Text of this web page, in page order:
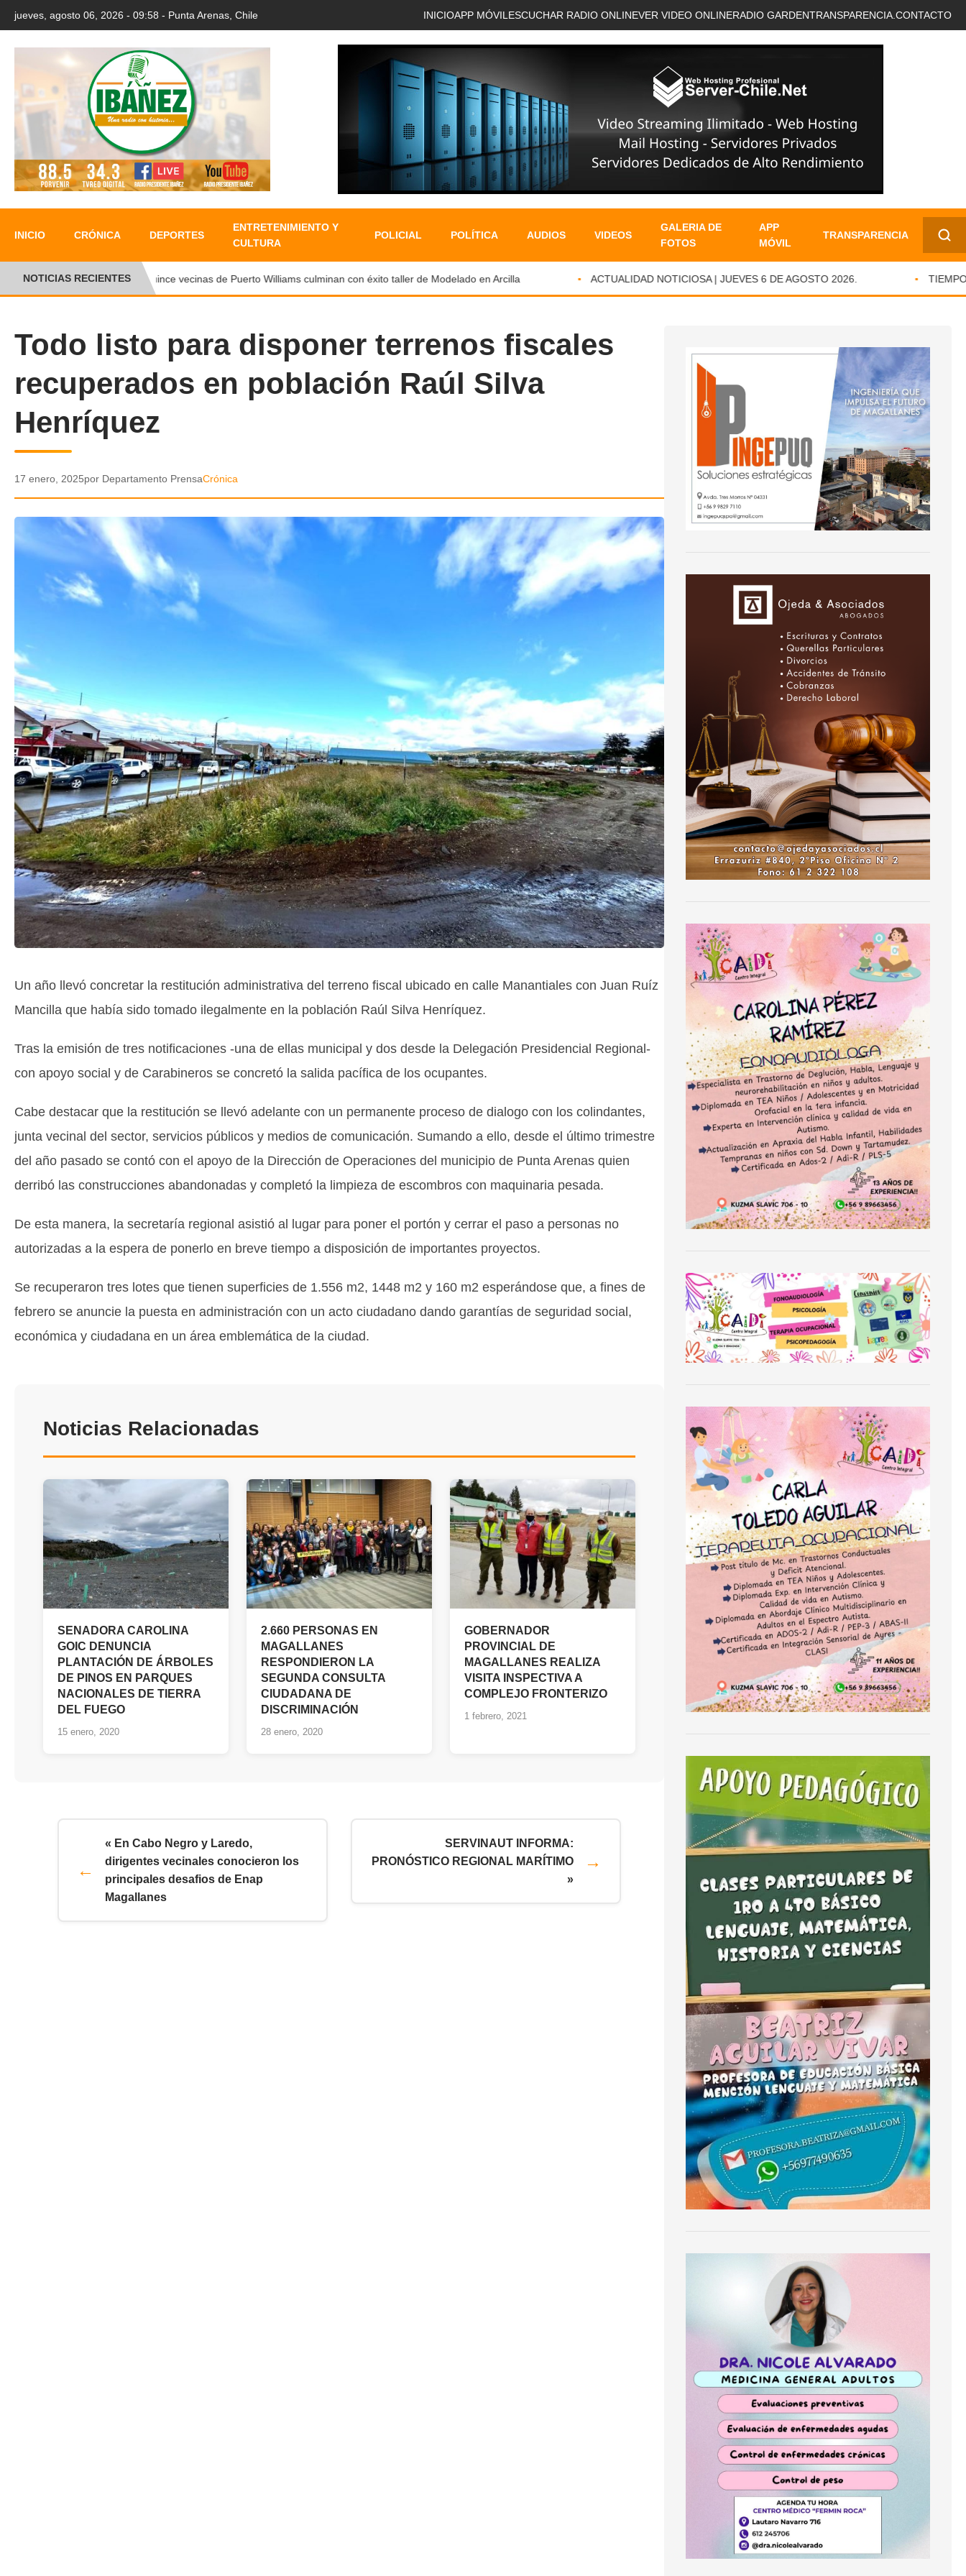
jueves, agosto 06, 2026 - 09:58 - Punta Arenas, Chile INICIOAPP MÓVIL ESCUCHAR RADIO ONLINEVER VIDEO ONLINERADIO GARDENTRANSPARENCIA. CONTACTO
INICIO CRÓNICA DEPORTES
ENTRETENIMIENTO Y
CULTURA
POLICIAL POLÍTICA AUDIOS VIDEOS
GALERIA DE
FOTOS
APP
MÓVIL
TRANSPARENCIA
✕
NOTICIAS RECIENTESQuince vecinas de Puerto Williams culminan con éxito taller de Modelado en Arcilla ACTUALIDAD NOTICIOSA | JUEVES 6 DE AGOSTO 2026. TIEMPO
Todo listo para disponer terrenos fiscales
recuperados en población Raúl Silva
Henríquez
17 enero, 2025por Departamento PrensaCrónica
Un año llevó concretar la restitución administrativa del terreno fiscal ubicado en calle Manantiales con Juan Ruíz
Mancilla que había sido tomado ilegalmente en la población Raúl Silva Henríquez.
Tras la emisión de tres notificaciones -una de ellas municipal y dos desde la Delegación Presidencial Regional-
con apoyo social y de Carabineros se concretó la salida pacífica de los ocupantes.
Cabe destacar que la restitución se llevó adelante con un permanente proceso de dialogo con los colindantes,
junta vecinal del sector, servicios públicos y medios de comunicación. Sumando a ello, desde el último trimestre
del año pasado se contó con el apoyo de la Dirección de Operaciones del municipio de Punta Arenas quien
derribó las construcciones abandonadas y completó la limpieza de escombros con maquinaria pesada.
De esta manera, la secretaría regional asistió al lugar para poner el portón y cerrar el paso a personas no
autorizadas a la espera de ponerlo en breve tiempo a disposición de importantes proyectos.
Se recuperaron tres lotes que tienen superficies de 1.556 m2, 1448 m2 y 160 m2 esperándose que, a fines de
febrero se anuncie la puesta en administración con un acto ciudadano dando garantías de seguridad social,
económica y ciudadana en un área emblemática de la ciudad.
Noticias Relacionadas
SENADORA CAROLINA
GOIC DENUNCIA
PLANTACIÓN DE ÁRBOLES
DE PINOS EN PARQUES
NACIONALES DE TIERRA
DEL FUEGO
15 enero, 2020
2.660 PERSONAS EN
MAGALLANES
RESPONDIERON LA
SEGUNDA CONSULTA
CIUDADANA DE
DISCRIMINACIÓN
28 enero, 2020
GOBERNADOR
PROVINCIAL DE
MAGALLANES REALIZA
VISITA INSPECTIVA A
COMPLEJO FRONTERIZO
1 febrero, 2021
« En Cabo Negro y Laredo,
dirigentes vecinales conocieron los
principales desafios de Enap
Magallanes
SERVINAUT INFORMA:
PRONÓSTICO REGIONAL MARÍTIMO
»